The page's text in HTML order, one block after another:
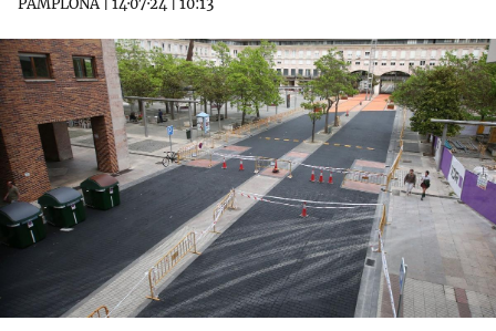
PAMPLONA| 14·07·24 10:13